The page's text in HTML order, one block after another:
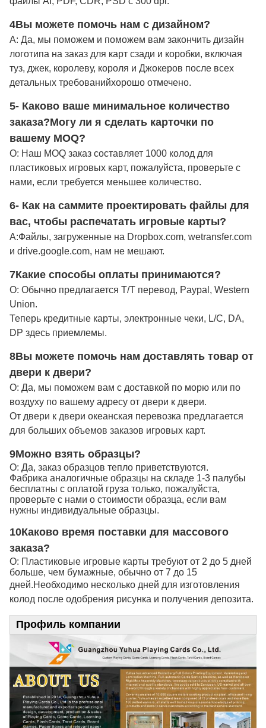
4Вы можете помочь нам с дизайном?
A: Да, мы поможем и поможем вам закончить дизайн
логотипа на заказ для карт сзади и коробки, включая
туз, джек, королеву, короля и Джокеров после всех
детальных требованийхорошо отмечено.
5- Каково ваше минимальное количество
заказа?Могу ли я сделать карточки по
вашему MOQ?
О: Наш MOQ заказ составляет 1000 колод для
пластиковых игровых карт, пожалуйста, проверьте с
нами, если требуется меньшее количество.
6- Как на саммите проектировать файлы для
вас, чтобы распечатать игровые карты?
А:Файлы, загруженные на Dropbox.com, wetransfer.com
и drive.google.com, нам не мешают.
7Какие способы оплаты принимаются?
О: Обычно предлагается T/T перевод, Paypal, Western
Union.
Теперь кредитные карты, электронные чеки, L/C, DA,
DP здесь приемлемы.
8Вы можете помочь нам доставлять товар от
двери к двери?
О: Да, мы поможем вам с доставкой по морю или по
воздуху по вашему адресу от двери к двери.
От двери к двери океанская перевозка предлагается
для больших объемов заказов игровых карт.
9Можно взять образцы?
О: Да, заказ образцов тепло приветствуются.
Фабрика аналогичные образцы на складе 1-3 палубы
бесплатны с оплатой груза только, пожалуйста,
проверьте с нами о стоимости образца, если вам
нужны индивидуальные образцы.
10Каково время поставки для массового
заказа?
О: Пластиковые игровые карты требуют от 2 до 5 дней
больше, чем бумажные, обычно от 7 до 15
дней.Необходимо несколько дней для изготовления
колод после одобрения рисунка и получения депозита.
Профиль компании